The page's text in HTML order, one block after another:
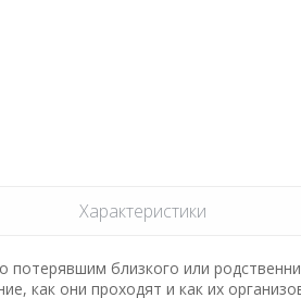
Характеристики
близкого или
как они проходят и как их